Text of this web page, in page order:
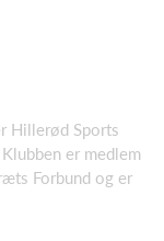
Hillerød Sports
er medlem
Forbund og er